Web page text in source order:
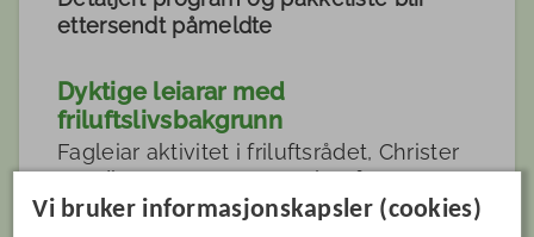
ettersendt påmeldte
Dyktige leiarar med
friluftslivsbakgrunn
Fagleiar aktivitet i friluftsrådet, Christer
Lundberg Nes, er ansvarleg for
vinterleiren.
Vi bruker informasjonskapsler (cookies)